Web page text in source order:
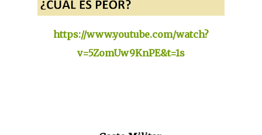
https://www.youtube.com/watch?
v=5ZomUw9KnPE&t=1s